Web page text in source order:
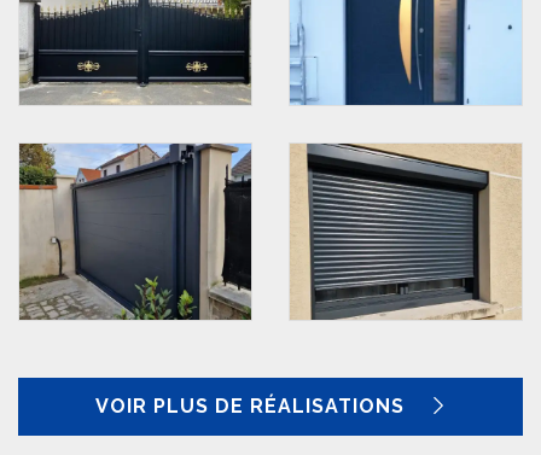
VOIR PLUS DE RÉALISATIONS